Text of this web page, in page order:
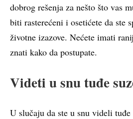
dobrog rešenja za nešto što vas
biti rasterećeni i osetićete da ste
životne izazove. Nećete imati
znati kako da postupate.
Videti u snu tuđe
U slučaju da ste u snu videli tuđe